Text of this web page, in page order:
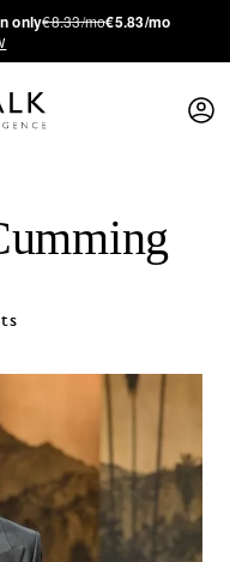
only€8.33/mo€5.83/mo